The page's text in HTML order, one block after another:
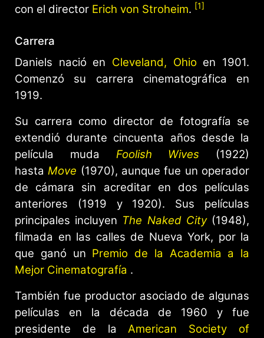
con el director Erich von Stroheim. [1]
Carrera
Daniels nació en Cleveland, Ohioen 1901.
Comenzó su carrera cinematográfica en
1919.
Su carrera como director de fotografía se
extendió durante cincuenta años desde la
película muda Foolish Wives (1922)
hastaMove (1970), aunque fue un operador
de cámara sin acreditar en dos películas
anteriores (1919 y 1920). Sus películas
principales incluyen The Naked City(1948),
filmada en las calles de Nueva York, por la
que ganó un Premio de la Academia a la
Mejor Cinematografía .
También fue productor asociado de algunas
películas en la década de 1960 y fue
presidente de laAmerican Society of